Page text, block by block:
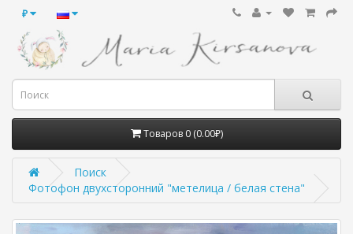
₽
Товаров 0 (0.00₽)
Поиск
Фотофон двухсторонний "метелица / белая стена"